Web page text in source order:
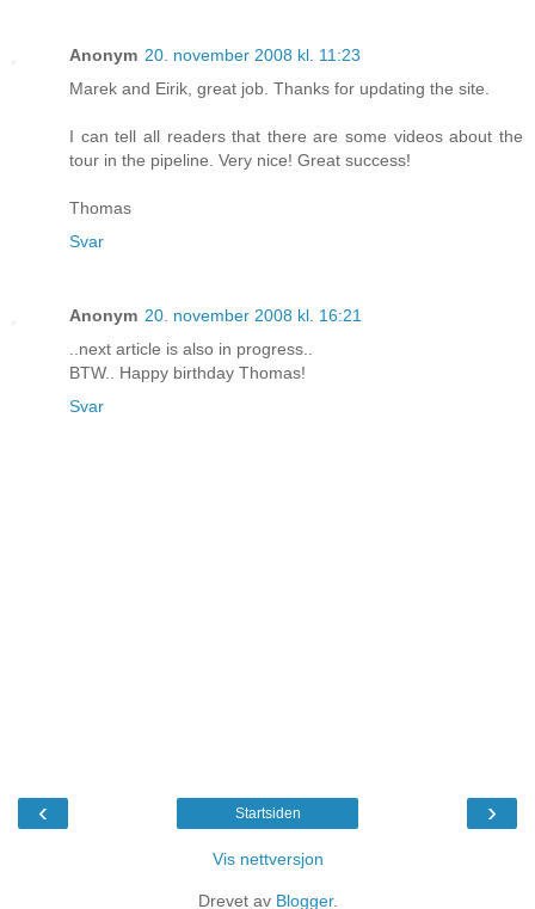
Anonym 20. november 2008 kl. 11:23
Marek and Eirik, great job. Thanks for updating the site.
I can tell all readers that there are some videos about the
tour in the pipeline. Very nice! Great success!
Thomas
Svar
Anonym 20. november 2008 kl. 16:21
..next article is also in progress..
BTW.. Happy birthday Thomas!
Svar
‹ ›
Startsiden
Vis nettversjon
Drevet av Blogger.